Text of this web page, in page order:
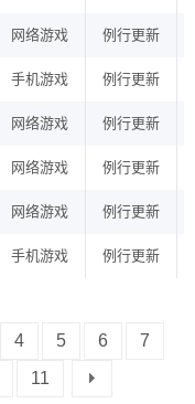
网络游戏 例行更新
手机游戏 例行更新
网络游戏 例行更新
网络游戏 例行更新
网络游戏 例行更新
手机游戏 例行更新
4 5 6
7
11